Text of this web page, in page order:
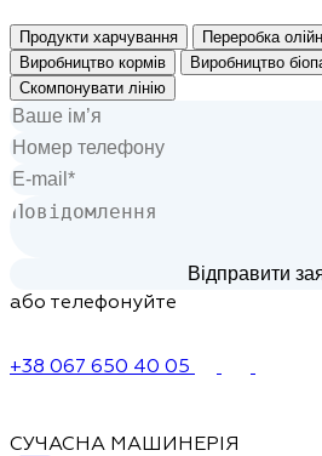
Продукти харчування
Переробка
Виробництво кормів
Виробництво
Скомпонувати лінію
або телефонуйте
+38 067 650 40 05
СУЧАСНА МАШИНЕРІЯ